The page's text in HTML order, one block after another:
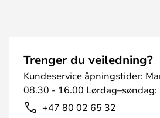
Trenger du veiledning?
Kundeservice åpningstider:
08.30 - 16.00
+47 80 02 65 32